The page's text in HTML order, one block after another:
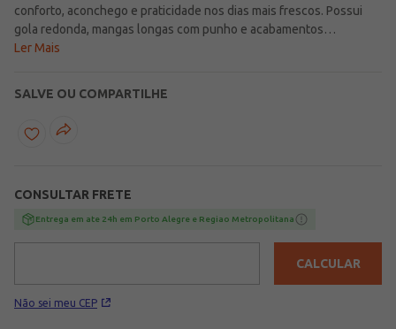
conforto, aconchego e praticidade nos dias mais frescos. Possui
gola redonda, mangas longas com punho e acabamentos
canelados, reunindo detalhes que favorecem um caimento
moderno e deixam o modelo mais interessante para composições
casuais do dia a dia. Uma escolha confortável e cheia de
personalidade para completar o visual com estilo e
Ler Mais
SALVE OU COMPARTILHE
CONSULTAR FRETE
Entrega em ate 24h em Porto Alegre e Regiao Metropolitana
Não sei meu CEP
CALCULAR